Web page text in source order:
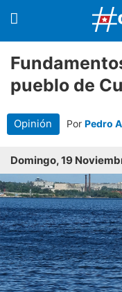
pueblo de
Opinión Por Pedro
Domingo, 19